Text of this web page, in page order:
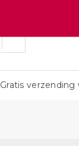
Gratis